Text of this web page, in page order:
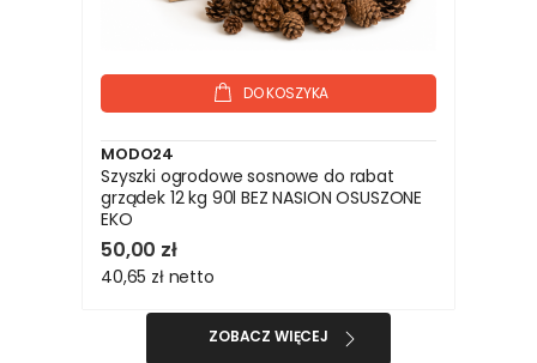
DO KOSZYKA
MODO24
Szyszki ogrodowe sosnowe do rabat
grządek 12 kg 90l BEZ NASION OSUSZONE
EKO
50,00 zł
40,65 zł netto
ZOBACZ WIĘCEJ